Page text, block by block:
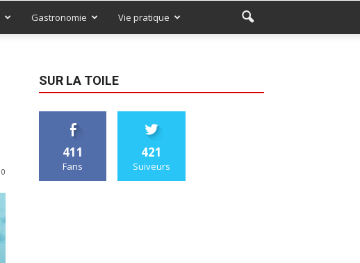
Gastronomie Vie pratique
0
SUR LA TOILE
411
Fans
421
Suiveurs